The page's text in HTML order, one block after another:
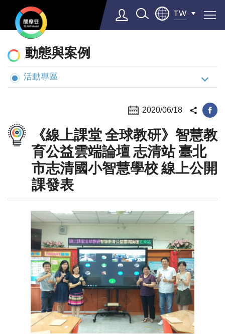
TW
▼
態
與
案
動態與案例
活動專區
2020/06/18
《線上課堂 全球教研》智慧教
育公益雲端論壇 志清站 臺北
市志清國小智慧學校 線上公開
課發表